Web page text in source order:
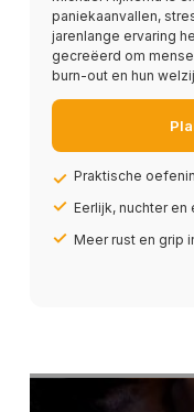
paniekaanvallen,
jarenlange ervaring
gecreëerd om
burn-out en hun
Praktische
Eerlijk, nuchter
Meer rust en grip